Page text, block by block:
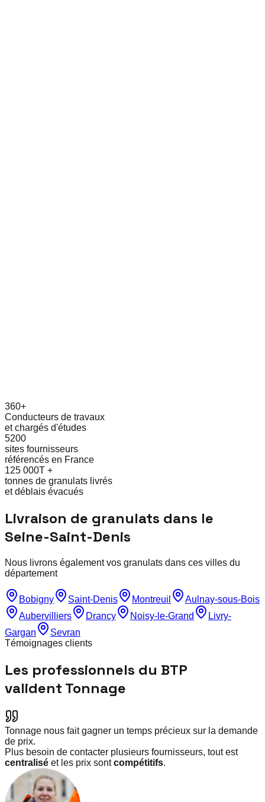
360+
Conducteurs de travaux
et chargés d'études
5200
sites fournisseurs
référencés en France
125 000T +
tonnes de granulats livrés
et déblais évacués
Livraison de granulats dans le
Seine-Saint-Denis
Nous livrons également vos granulats dans ces villes du
département
Bobigny Saint-Denis Montreuil
Aulnay-sous-Bois
Aubervilliers
Drancy Noisy-le-Grand
Livry-
Gargan
Sevran
Témoignages clients
Les professionnels du BTP
valident Tonnage
Tonnage nous fait gagner un temps précieux sur la demande
de prix.
Plus besoin de contacter plusieurs fournisseurs, tout est
centralisé et les prix sontcompétitifs.